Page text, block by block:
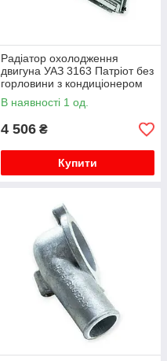
Радіатор охолодження
двигуна УАЗ 3163 Патріот без
горловини з кондиціонером
Авто Престиж
В наявності 1 од.
4 506 ₴
Купити